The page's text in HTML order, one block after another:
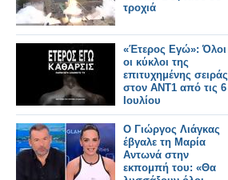
τροχιά
«Έτερος Εγώ»: Όλοι
οι κύκλοι της
επιτυχημένης σειράς
στον ΑΝΤ1 από τις 6
Ιουλίου
Ο Γιώργος Λιάγκας
έβγαλε τη Μαρία
Αντωνά στην
εκπομπή του: «Θα